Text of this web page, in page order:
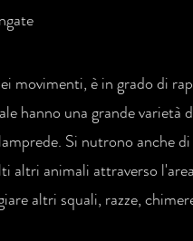
movimenti, è in grado di
hanno una grande varietà
Si nutrono anche
altri animali attraverso
altri squali, razze,